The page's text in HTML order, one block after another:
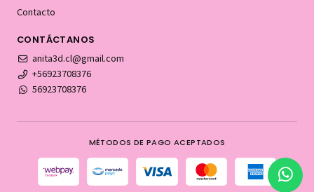
Contacto
CONTÁCTANOS
anita3d.cl@gmail.com
+56923708376
56923708376
MÉTODOS DE PAGO ACEPTADOS